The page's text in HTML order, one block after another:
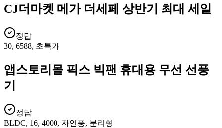
CJ더마켓 메가 더세페 상반기 최대 세일
정답
30, 6588, 초특가
앱스토리몰 픽스 빅팬 휴대용 무선 선풍
기
정답
BLDC, 16, 4000, 자연풍, 분리형